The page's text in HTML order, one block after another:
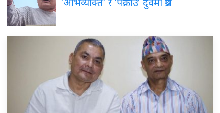
‘अभिव्यक्ति’ र ‘पक्राउ’ दुवैमा प्रश्न